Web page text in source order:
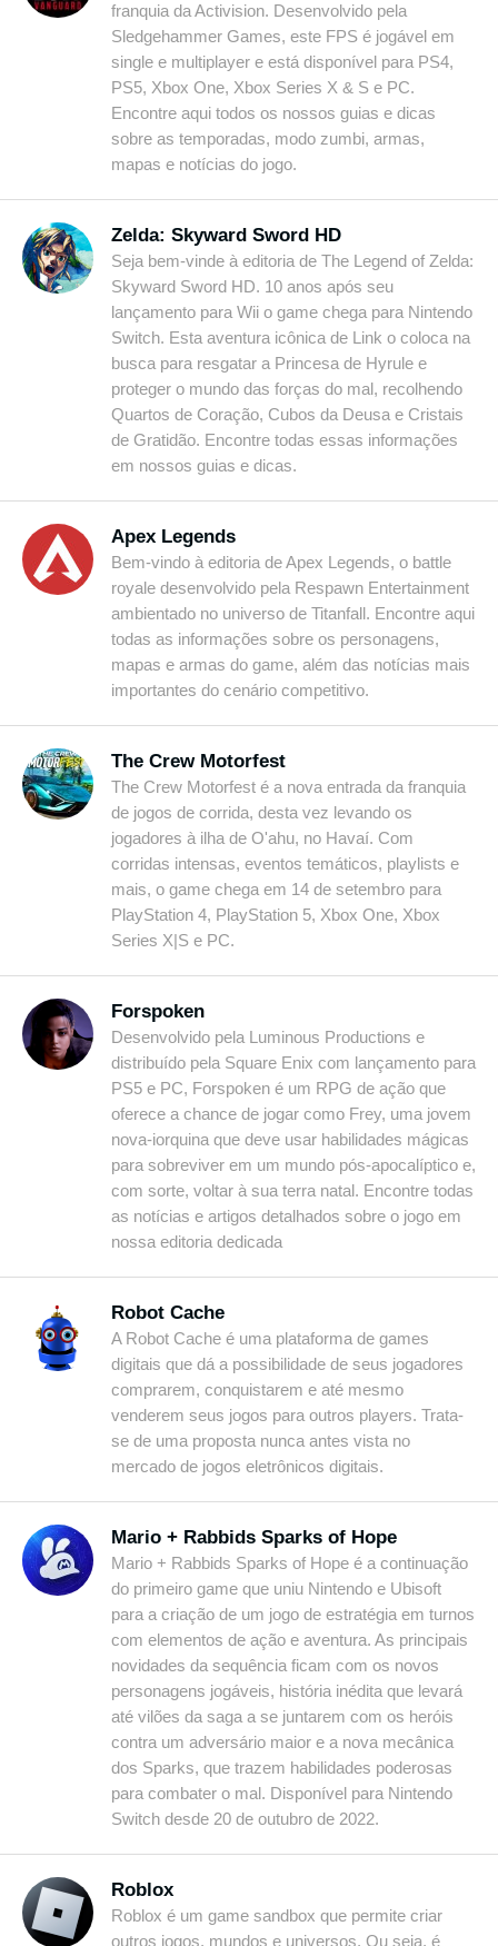
franquia da Activision. Desenvolvido pela
Sledgehammer Games, este FPS é jogável em
single e multiplayer e está disponível para PS4,
PS5, Xbox One, Xbox Series X & S e PC.
Encontre aqui todos os nossos guias e dicas
sobre as temporadas, modo zumbi, armas,
mapas e notícias do jogo.
Zelda: Skyward Sword HD
Seja bem-vinde à editoria de The Legend of Zelda:
Skyward Sword HD. 10 anos após seu
lançamento para Wii o game chega para Nintendo
Switch. Esta aventura icônica de Link o coloca na
busca para resgatar a Princesa de Hyrule e
proteger o mundo das forças do mal, recolhendo
Quartos de Coração, Cubos da Deusa e Cristais
de Gratidão. Encontre todas essas informações
em nossos guias e dicas.
Apex Legends
Bem-vindo à editoria de Apex Legends, o battle
royale desenvolvido pela Respawn Entertainment
ambientado no universo de Titanfall. Encontre aqui
todas as informações sobre os personagens,
mapas e armas do game, além das notícias mais
importantes do cenário competitivo.
The Crew Motorfest
The Crew Motorfest é a nova entrada da franquia
de jogos de corrida, desta vez levando os
jogadores à ilha de O'ahu, no Havaí. Com
corridas intensas, eventos temáticos, playlists e
mais, o game chega em 14 de setembro para
PlayStation 4, PlayStation 5, Xbox One, Xbox
Series X|S e PC.
Forspoken
Desenvolvido pela Luminous Productions e
distribuído pela Square Enix com lançamento para
PS5 e PC, Forspoken é um RPG de ação que
oferece a chance de jogar como Frey, uma jovem
nova-iorquina que deve usar habilidades mágicas
para sobreviver em um mundo pós-apocalíptico e,
com sorte, voltar à sua terra natal. Encontre todas
as notícias e artigos detalhados sobre o jogo em
nossa editoria dedicada
Robot Cache
A Robot Cache é uma plataforma de games
digitais que dá a possibilidade de seus jogadores
comprarem, conquistarem e até mesmo
venderem seus jogos para outros players. Trata-
se de uma proposta nunca antes vista no
mercado de jogos eletrônicos digitais.
Mario + Rabbids Sparks of Hope
Mario + Rabbids Sparks of Hope é a continuação
do primeiro game que uniu Nintendo e Ubisoft
para a criação de um jogo de estratégia em turnos
com elementos de ação e aventura. As principais
novidades da sequência ficam com os novos
personagens jogáveis, história inédita que levará
até vilões da saga a se juntarem com os heróis
contra um adversário maior e a nova mecânica
dos Sparks, que trazem habilidades poderosas
para combater o mal. Disponível para Nintendo
Switch desde 20 de outubro de 2022.
Roblox
Roblox é um game sandbox que permite criar
outros jogos, mundos e universos. Ou seja, é